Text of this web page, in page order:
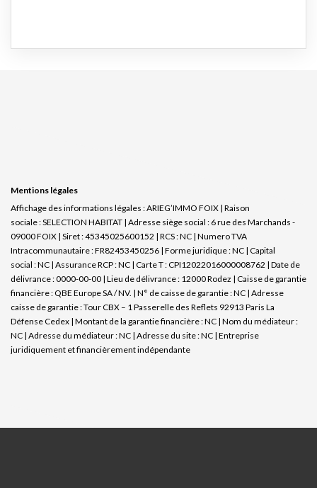
Mentions légales
Affichage des informations légales : ARIEG’IMMO FOIX | Raison
sociale : SELECTION HABITAT | Adresse siège social : 6 rue des Marchands -
09000 FOIX | Siret : 45345025600152 | RCS : NC | Numero TVA
Intracommunautaire : FR82453450256 | Forme juridique : NC | Capital
social : NC | Assurance RCP : NC | Carte T : CPI12022016000008762 | Date de
délivrance : 0000-00-00 | Lieu de délivrance : 12000 Rodez | Caisse de garantie
financière : QBE Europe SA / NV. | N° de caisse de garantie : NC | Adresse
caisse de garantie : Tour CBX – 1 Passerelle des Reflets 92913 Paris La
Défense Cedex | Montant de la garantie financière : NC | Nom du médiateur :
NC | Adresse du médiateur : NC | Adresse du site : NC | Entreprise
juridiquement et financièrement indépendante